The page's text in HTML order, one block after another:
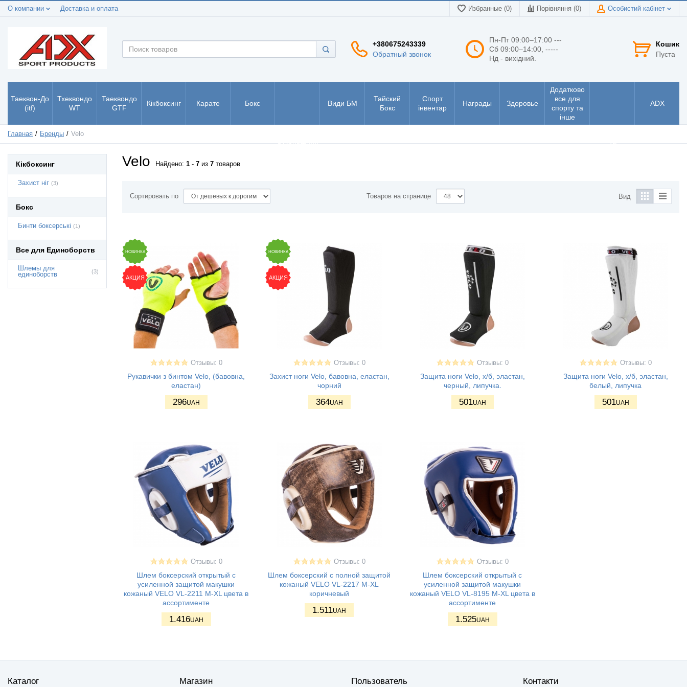
О компании Доставка и оплата Избранные (0) Порівняння (0) Особистий кабінет
+380675243339
Обратный звонок
Пн-Пт 09:00–17:00 ---
Сб 09:00–14:00, -----
Нд - вихідний.
Кошик
Пуста
Таеквон-До
(itf)
Тхеквондо
WT
Таеквондо
GTF
Кікбоксинг Карате Бокс Види БМ
Тайский
Бокс
Спорт
інвентар
Награды Здоровье
Додатково
все для
спорту та
інше
ADX
Главная Бренды Velo
Кікбоксинг
Захист ніг (3)
Бокс
Бинти боксерські (1)
Все для Единоборств
Шлемы для
единоборств
(3)
Velo Найдено: 1 - 7 из 7 товаров
Сортировать по Товаров на странице Вид
НОВИНКА
АКЦИЯ
Отзывы: 0
Рукавички з бинтом Velo, (бавовна,
еластан)
296UAH
НОВИНКА
АКЦИЯ
Отзывы: 0
Захист ноги Velo, бавовна, еластан,
чорний
364UAH
Отзывы: 0
Защита ноги Velo, х/б, эластан,
черный, липучка.
501UAH
Отзывы: 0
Защита ноги Velo, х/б, эластан,
белый, липучка
501UAH
Отзывы: 0
Шлем боксерский открытый с
усиленной защитой макушки
кожаный VELO VL-2211 M-XL цвета в
ассортименте
1.416UAH
Отзывы: 0
Шлем боксерский с полной защитой
кожаный VELO VL-2217 М-XL
коричневый
1.511UAH
Отзывы: 0
Шлем боксерский открытый с
усиленной защитой макушки
кожаный VELO VL-8195 M-XL цвета в
ассортименте
1.525UAH
Каталог Магазин Пользователь Контакти